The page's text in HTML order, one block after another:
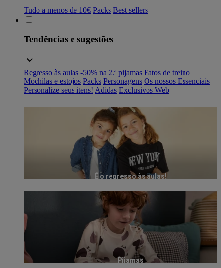
Tudo a menos de 10€ Packs Best sellers
Tendências e sugestões
Regresso às aulas -50% na 2.ª pijamas Fatos de treino
Mochilas e estojos Packs Personagens Os nossos Essenciais
Personalize seus itens! Adidas Exclusivos Web
É o regresso às aulas!
Pijamas